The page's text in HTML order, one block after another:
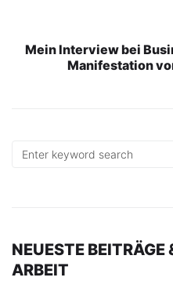
Mein Interview bei
Manifestation
NEUESTE BEITRÄGE
ARBEIT